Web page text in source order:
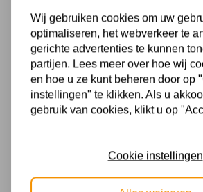
Master LEDSpot
3,7W-50W GU10
2700K 40D
Dimtone
12,99
LED
mini
watt
9,95
Wij gebruiken cookies om uw
optimaliseren, het webverkeer te
gerichte advertenties te kunnen
partijen. Lees meer over hoe wij
en hoe u ze kunt beheren door op
instellingen" te klikken. Als u
gebruik van cookies, klikt u op
Cookie instellingen